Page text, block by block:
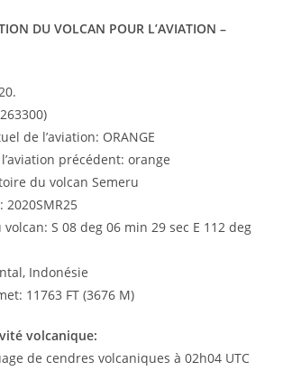
DU VOLCAN POUR L’AVIATION –
de l’aviation: ORANGE
précédent: orange
du volcan Semeru
2020SMR25
S 08 deg 06 min 29 sec E 112 deg
Indonésie
11763 FT (3676 M)
volcanique:
de cendres volcaniques à 02h04 UTC